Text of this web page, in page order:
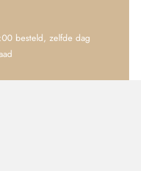
besteld, zelfde dag